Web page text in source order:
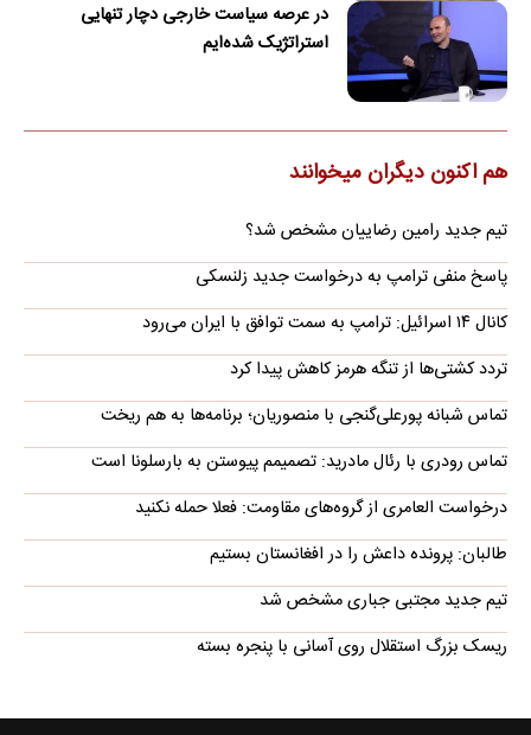
در عرصه سیاست خارجی دچار تنهایی
استراتژیک شده‌ایم
هم اکنون دیگران میخوانند
تیم جدید رامین رضاییان مشخص شد؟
پاسخ منفی ترامپ به درخواست جدید زلنسکی
کانال ۱۴ اسرائیل: ترامپ به سمت توافق با ایران می‌رود
تردد کشتی‌ها از تنگه هرمز کاهش پیدا کرد
تماس شبانه پورعلی‌گنجی با منصوریان؛ برنامه‌ها به هم ریخت
تماس رودری با رئال مادرید: تصمیمم پیوستن به بارسلونا است
درخواست العامری از گروه‌های مقاومت: فعلا حمله نکنید
طالبان: پرونده داعش را در افغانستان بستیم
تیم جدید مجتبی جباری مشخص شد
ریسک بزرگ استقلال روی آسانی با پنجره بسته